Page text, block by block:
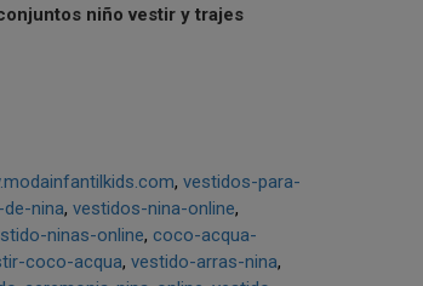
niño vestir y trajes
vestidos-para-
nina vestidos-nina-online
ninas-online coco-acqua-
coco-acqua vestido-arras-nina